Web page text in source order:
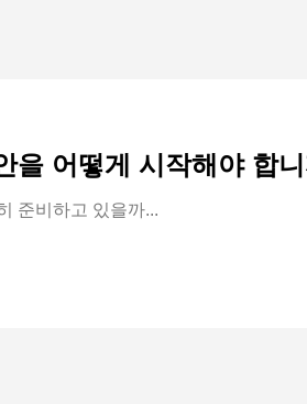
을 어떻게 시작해야 합
준비하고 있을까...